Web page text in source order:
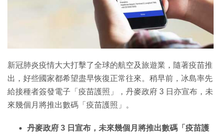
新冠肺炎疫情大大打擊了全球的航空及旅遊業，隨著疫苗推
出，好些國家都希望盡早恢復正常往來。稍早前，冰島率先
給接種者簽發電子「疫苗護照」，丹麥政府 3 日亦宣布，未
來幾個月將推出數碼「疫苗護照」。
丹麥政府 3 日宣布，未來幾個月將推出數碼「疫苗護